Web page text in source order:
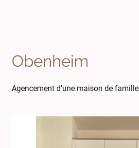
Obenheim
Agencement d'une maison de famille